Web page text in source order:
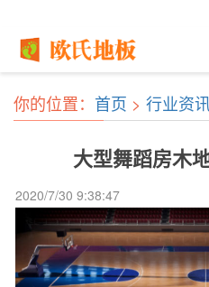
你的位置： 首页 > 行业资
大型舞蹈房木
2020/7/30 9:38:47